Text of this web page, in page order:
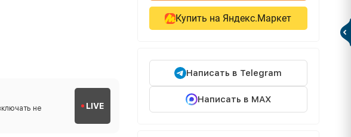
не
LIVE
Купить на Яндекс.Маркет
Написать в Telegram
Написать в MAX